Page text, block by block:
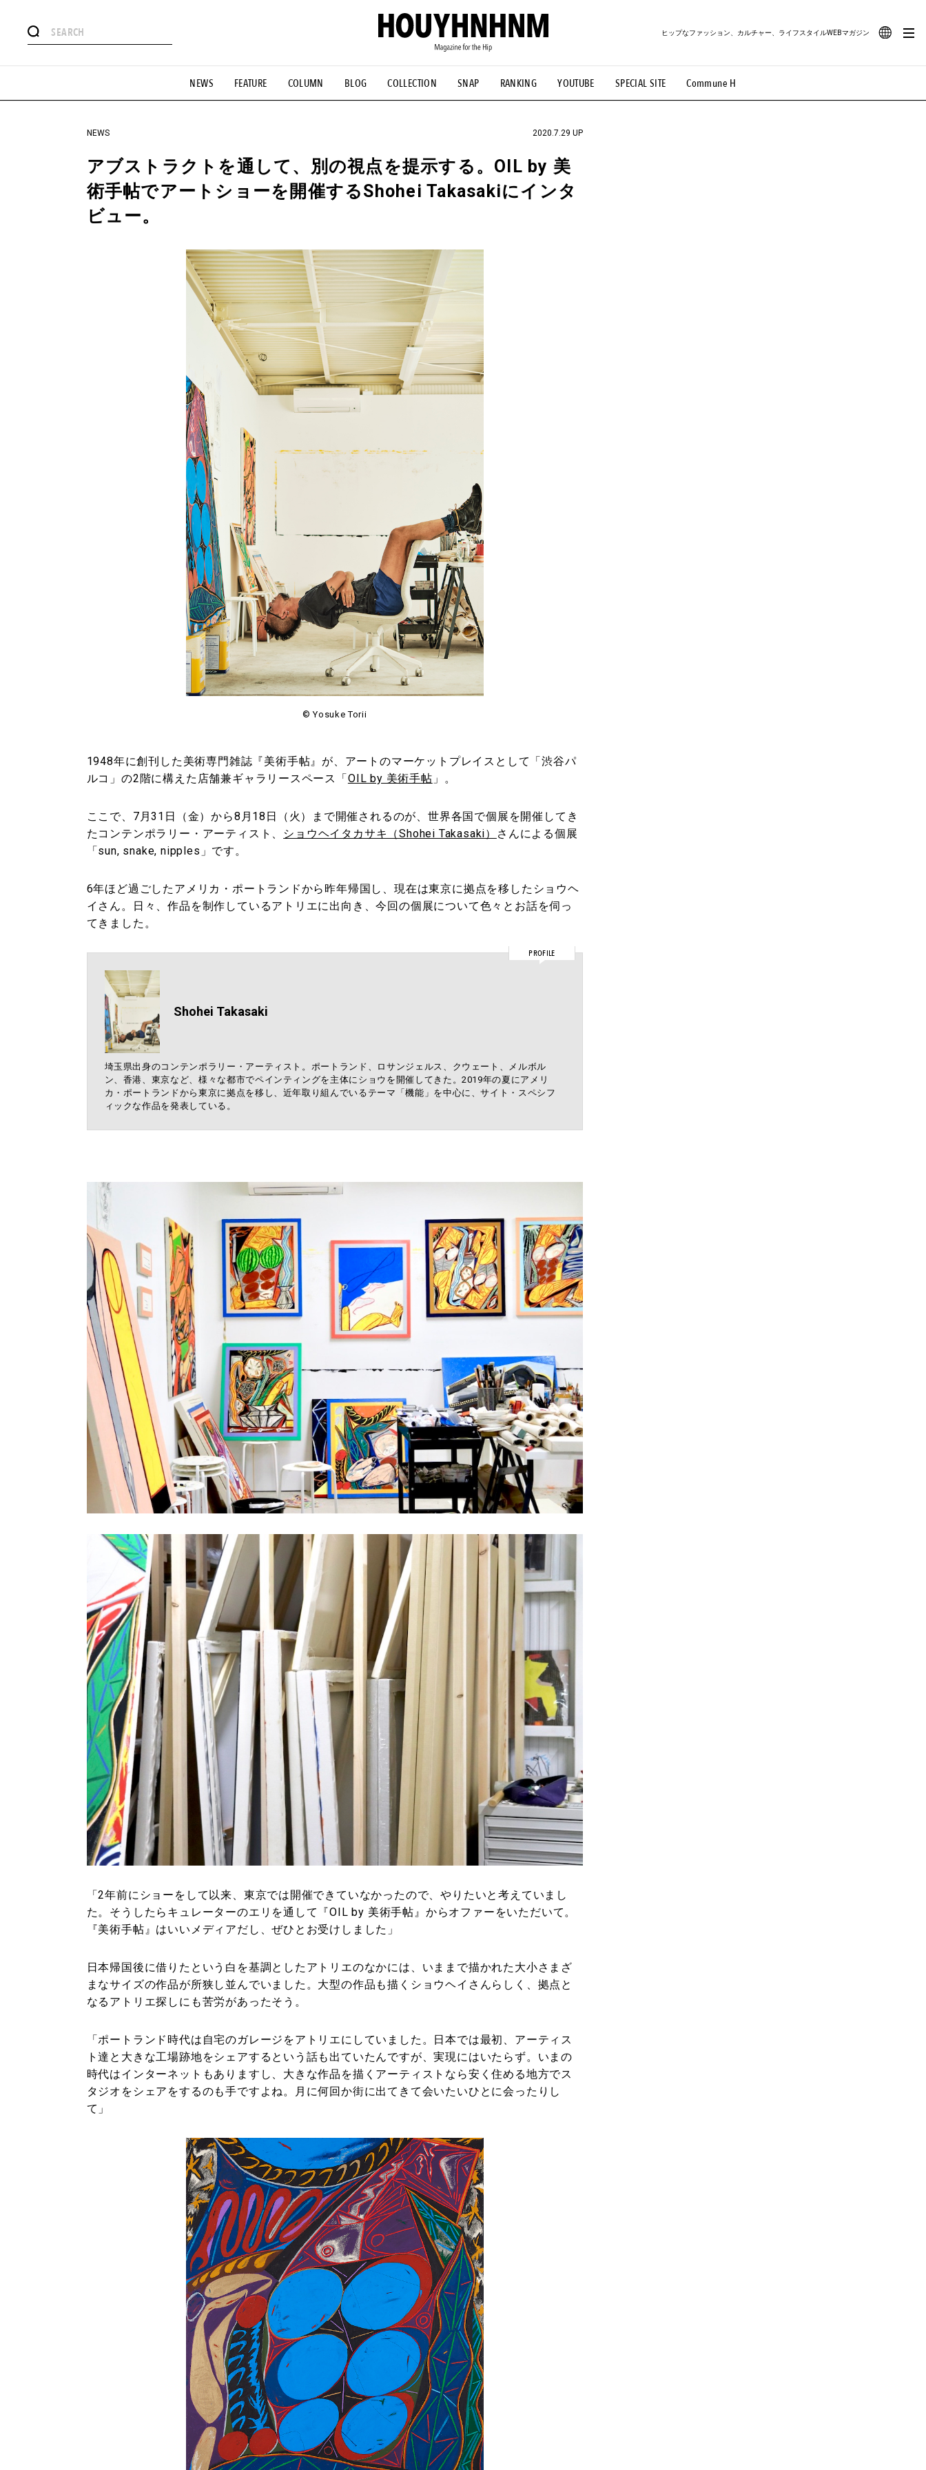
NEWS FEATURE COLUMN BLOG COLLECTION SNAP RANKING YOUTUBE SPECIAL SITE Commune H
ヒップなファッション、カルチャー、ライフスタイルWEBマガジン
#憧れの逸品 #ESSENTIAL DESIGNS #古着サミット #NEW VINTAGE #マイナーグッド図鑑 #路地裏てぃーん。 #MONTHLY JOURNAL
#GH 銘品の所以 #フイナムのYouTube #Commune H #FOCUS IT #AH.H #ととけん #FASHION #MUSIC #MOVIE #LIFESTYLE #SNEAKER #OUTDOOR
#HANDSOME HANDBOOK
NEWS 2020.7.29 UP
アブストラクトを通して、別の視点を提示する。OIL by 美
術手帖でアートショーを開催するShohei Takasakiにインタ
ビュー。
© Yosuke Torii
1948年に創刊した美術専門雑誌『美術手帖』が、アートのマーケットプレイスとして「渋谷パ
ルコ」の2階に構えた店舗兼ギャラリースペース「 OIL by 美術手帖 」。
ここで、7月31日（金）から8月18日（火）まで開催されるのが、世界各国で個展を開催してき
たコンテンポラリー・アーティスト、 ショウヘイタカサキ（Shohei Takasaki）
さんによる個展
「sun, snake, nipples」です。
6年ほど過ごしたアメリカ・ポートランドから昨年帰国し、現在は東京に拠点を移したショウヘ
イさん。日々、作品を制作しているアトリエに出向き、今回の個展について色々とお話を伺っ
てきました。
PROFILE
Shohei Takasaki
埼玉県出身のコンテンポラリー・アーティスト。ポートランド、ロサンジェルス、クウェート、メルボル
ン、香港、東京など、様々な都市でペインティングを主体にショウを開催してきた。2019年の夏にアメリ
カ・ポートランドから東京に拠点を移し、近年取り組んでいるテーマ「機能」を中心に、サイト・スペシフ
ィックな作品を発表している。
「2年前にショーをして以来、東京では開催できていなかったので、やりたいと考えていまし
た。そうしたらキュレーターのエリを通して『OIL by 美術手帖』からオファーをいただいて。
『美術手帖』はいいメディアだし、ぜひとお受けしました」
日本帰国後に借りたという白を基調としたアトリエのなかには、いままで描かれた大小さまざ
まなサイズの作品が所狭し並んでいました。大型の作品も描くショウヘイさんらしく、拠点と
なるアトリエ探しにも苦労があったそう。
「ポートランド時代は自宅のガレージをアトリエにしていました。日本では最初、アーティス
ト達と大きな工場跡地をシェアするという話も出ていたんですが、実現にはいたらず。いまの
時代はインターネットもありますし、大きな作品を描くアーティストなら安く住める地方でス
タジオをシェアをするのも手ですよね。月に何回か街に出てきて会いたいひとに会ったりし
て」